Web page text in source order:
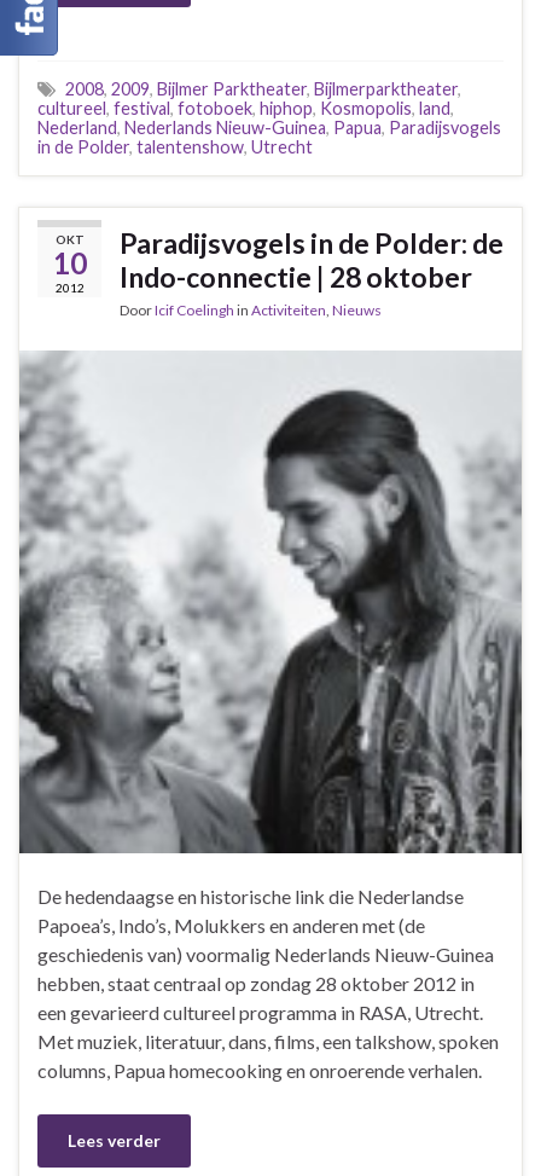
2008, 2009, Bijlmer Parktheater, Bijlmerparktheater,
cultureel, festival, fotoboek, hiphop, Kosmopolis, land,
Nederland, Nederlands Nieuw-Guinea, Papua, Paradijsvogels
in de Polder, talentenshow, Utrecht
OKT
10
2012
Paradijsvogels in de Polder: de
Indo-connectie | 28 oktober
DoorIcif Coelingh in Activiteiten, Nieuws
De hedendaagse en historische link die Nederlandse
Papoea’s, Indo’s, Molukkers en anderen met (de
geschiedenis van) voormalig Nederlands Nieuw-Guinea
hebben, staat centraal op zondag 28 oktober 2012 in
een gevarieerd cultureel programma in RASA, Utrecht.
Met muziek, literatuur, dans, films, een talkshow, spoken
columns, Papua homecooking en onroerende verhalen.
Lees verder